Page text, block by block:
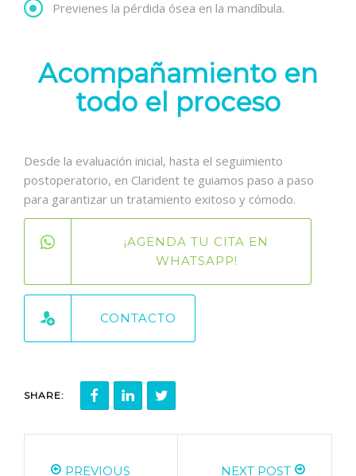
Previenes la pérdida ósea en la mandíbula.
Acompañamiento en
todo el proceso
Desde la evaluación inicial, hasta el seguimiento
postoperatorio, en Clarident te guiamos paso a paso
para garantizar un tratamiento exitoso y cómodo.
¡AGENDA TU CITA EN
WHATSAPP!
CONTACTO
SHARE:
PREVIOUS NEXT POST